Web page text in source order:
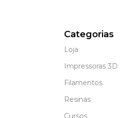
Categorias
Loja
Impressoras 3D
Filamentos
Resinas
Cursos